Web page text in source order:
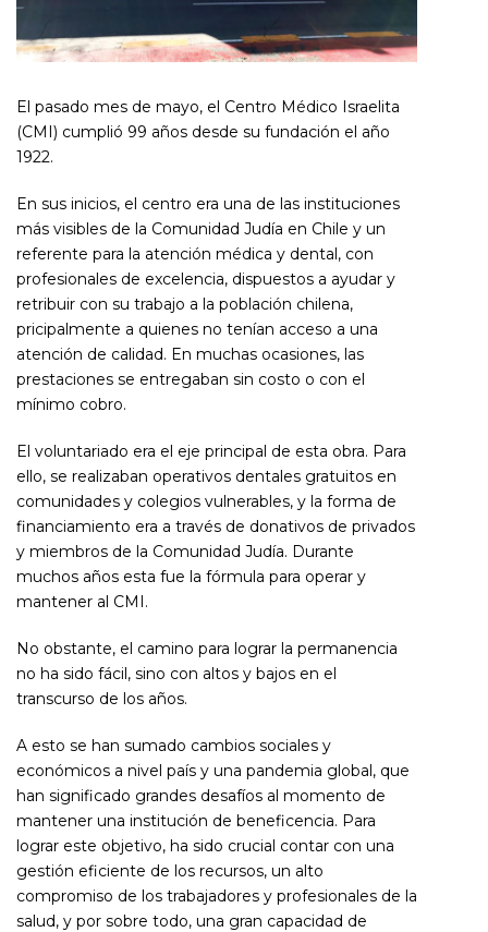
El pasado mes de mayo, el Centro Médico Israelita
(CMI) cumplió 99 años desde su fundación el año
1922.
En sus inicios, el centro era una de las instituciones
más visibles de la Comunidad Judía en Chile y un
referente para la atención médica y dental, con
profesionales de excelencia, dispuestos a ayudar y
retribuir con su trabajo a la población chilena,
pricipalmente a quienes no tenían acceso a una
atención de calidad. En muchas ocasiones, las
prestaciones se entregaban sin costo o con el
mínimo cobro.
El voluntariado era el eje principal de esta obra. Para
ello, se realizaban operativos dentales gratuitos en
comunidades y colegios vulnerables, y la forma de
financiamiento era a través de donativos de privados
y miembros de la Comunidad Judía. Durante
muchos años esta fue la fórmula para operar y
mantener al CMI.
No obstante, el camino para lograr la permanencia
no ha sido fácil, sino con altos y bajos en el
transcurso de los años.
A esto se han sumado cambios sociales y
económicos a nivel país y una pandemia global, que
han significado grandes desafíos al momento de
mantener una institución de beneficencia. Para
lograr este objetivo, ha sido crucial contar con una
gestión eficiente de los recursos, un alto
compromiso de los trabajadores y profesionales de la
salud, y por sobre todo, una gran capacidad de